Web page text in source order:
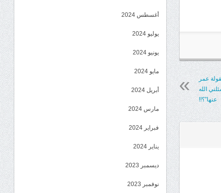
عمر
الله
عنها”؟!!
أغسطس 2024
يوليو 2024
يونيو 2024
مايو 2024
أبريل 2024
مارس 2024
فبراير 2024
يناير 2024
ديسمبر 2023
نوفمبر 2023